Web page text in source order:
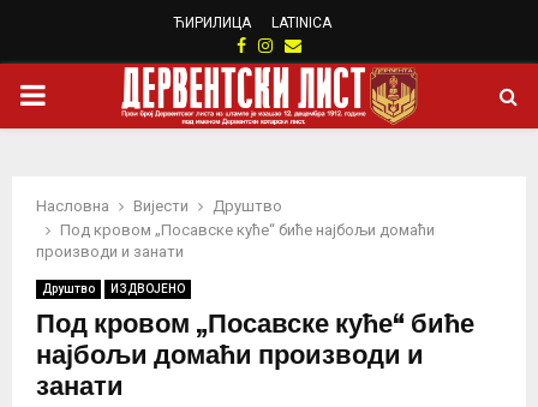
ЋИРИЛИЦА LATINICA
Facebook
Instagram
Email
PRIMARY
Насловна Вијести
Друштво
Под кровом „Посавске куће“ биће најбољи домаћи
производи и занати
Друштво ИЗДВОЈЕНО
Под кровом „Посавске куће“ биће
најбољи домаћи производи и
занати